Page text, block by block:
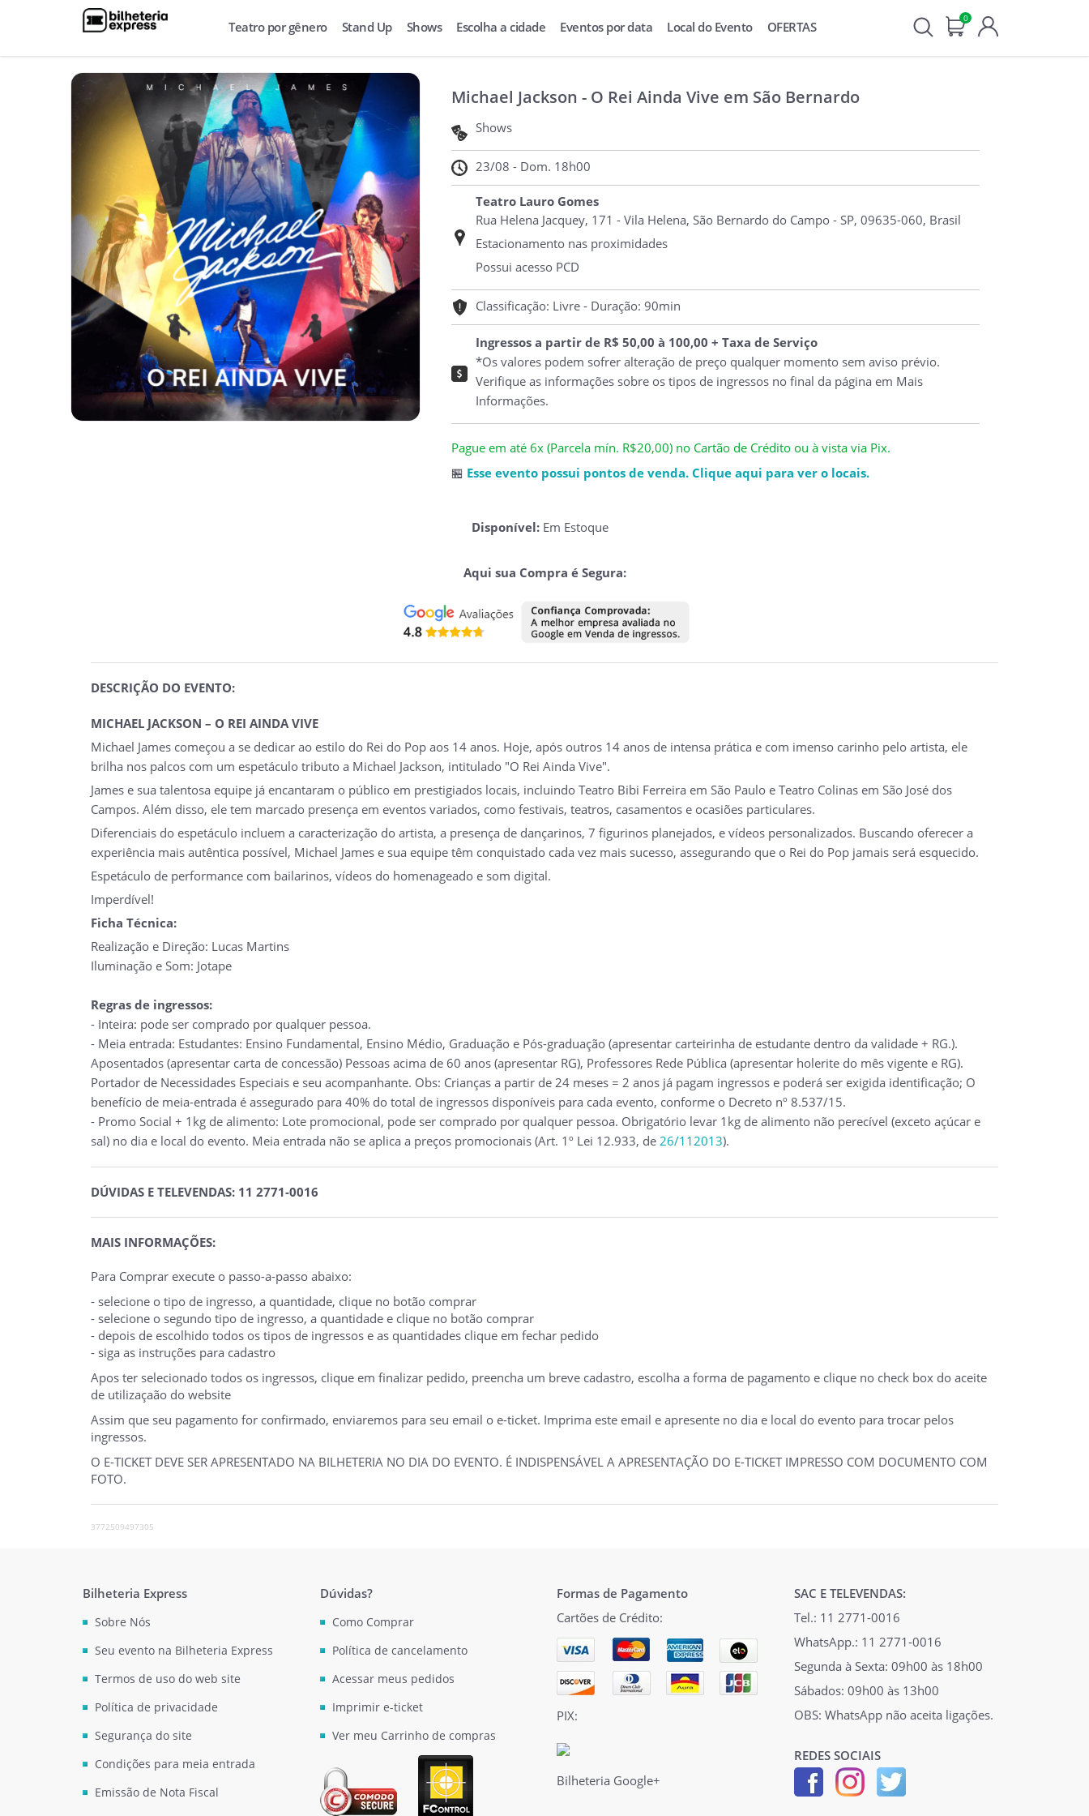
Teatro por gênero Stand Up Shows Escolha a cidade Eventos por data Local do Evento OFERTAS
0
Michael Jackson - O Rei Ainda Vive em São Bernardo
Shows
23/08 - Dom. 18h00
Teatro Lauro Gomes
Rua Helena Jacquey, 171 - Vila Helena, São Bernardo do Campo - SP, 09635-060, Brasil
Estacionamento nas proximidades
Possui acesso PCD
Classificação: Livre - Duração: 90min
Ingressos a partir de R$ 50,00 à 100,00 + Taxa de Serviço
*Os valores podem sofrer alteração de preço qualquer momento sem aviso prévio.
Verifique as informações sobre os tipos de ingressos no final da página em Mais
Informações.
Pague em até 6x (Parcela mín. R$20,00) no Cartão de Crédito ou à vista via Pix.
🏪 Esse evento possui pontos de venda. Clique aqui para ver o locais.
Disponível: Em Estoque
Aqui sua Compra é Segura:
DESCRIÇÃO DO EVENTO:
MICHAEL JACKSON – O REI AINDA VIVE
Michael James começou a se dedicar ao estilo do Rei do Pop aos 14 anos. Hoje, após outros 14 anos de intensa prática e com imenso carinho pelo artista, ele
brilha nos palcos com um espetáculo tributo a Michael Jackson, intitulado "O Rei Ainda Vive".
James e sua talentosa equipe já encantaram o público em prestigiados locais, incluindo Teatro Bibi Ferreira em São Paulo e Teatro Colinas em São José dos
Campos. Além disso, ele tem marcado presença em eventos variados, como festivais, teatros, casamentos e ocasiões particulares.
Diferenciais do espetáculo incluem a caracterização do artista, a presença de dançarinos, 7 figurinos planejados, e vídeos personalizados. Buscando oferecer a
experiência mais autêntica possível, Michael James e sua equipe têm conquistado cada vez mais sucesso, assegurando que o Rei do Pop jamais será esquecido.
Espetáculo de performance com bailarinos, vídeos do homenageado e som digital.
Imperdível!
Ficha Técnica:
Realização e Direção: Lucas Martins
Iluminação e Som: Jotape
Regras de ingressos:
- Inteira: pode ser comprado por qualquer pessoa.
- Meia entrada: Estudantes: Ensino Fundamental, Ensino Médio, Graduação e Pós-graduação (apresentar carteirinha de estudante dentro da validade + RG.).
Aposentados (apresentar carta de concessão) Pessoas acima de 60 anos (apresentar RG), Professores Rede Pública (apresentar holerite do mês vigente e RG).
Portador de Necessidades Especiais e seu acompanhante. Obs: Crianças a partir de 24 meses = 2 anos já pagam ingressos e poderá ser exigida identificação; O
benefício de meia-entrada é assegurado para 40% do total de ingressos disponíveis para cada evento, conforme o Decreto nº 8.537/15.
- Promo Social + 1kg de alimento: Lote promocional, pode ser comprado por qualquer pessoa. Obrigatório levar 1kg de alimento não perecível (exceto açúcar e
sal) no dia e local do evento. Meia entrada não se aplica a preços promocionais (Art. 1º Lei 12.933, de 26/112013).
DÚVIDAS E TELEVENDAS: 11 2771-0016
MAIS INFORMAÇÕES:
Para Comprar execute o passo-a-passo abaixo:
- selecione o tipo de ingresso, a quantidade, clique no botão comprar
- selecione o segundo tipo de ingresso, a quantidade e clique no botão comprar
- depois de escolhido todos os tipos de ingressos e as quantidades clique em fechar pedido
- siga as instruções para cadastro
Apos ter selecionado todos os ingressos, clique em finalizar pedido, preencha um breve cadastro, escolha a forma de pagamento e clique no check box do aceite
de utilizaçaão do website
Assim que seu pagamento for confirmado, enviaremos para seu email o e-ticket. Imprima este email e apresente no dia e local do evento para trocar pelos
ingressos.
O E-TICKET DEVE SER APRESENTADO NA BILHETERIA NO DIA DO EVENTO. É INDISPENSÁVEL A APRESENTAÇÃO DO E-TICKET IMPRESSO COM DOCUMENTO COM
FOTO.
3772509497305
Bilheteria Express
Sobre Nós
Seu evento na Bilheteria Express
Termos de uso do web site
Política de privacidade
Segurança do site
Condições para meia entrada
Emissão de Nota Fiscal
Dúvidas?
Como Comprar
Política de cancelamento
Acessar meus pedidos
Imprimir e-ticket
Ver meu Carrinho de compras
Formas de Pagamento
Cartões de Crédito:
PIX:
Bilheteria Google+
SAC E TELEVENDAS:
Tel.: 11 2771-0016
WhatsApp.: 11 2771-0016
Segunda à Sexta: 09h00 às 18h00
Sábados: 09h00 às 13h00
OBS: WhatsApp não aceita ligações.
REDES SOCIAIS